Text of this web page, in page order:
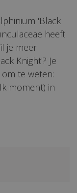
'Black
heeft
je meer
Knight'? Je
te weten:
moment) in